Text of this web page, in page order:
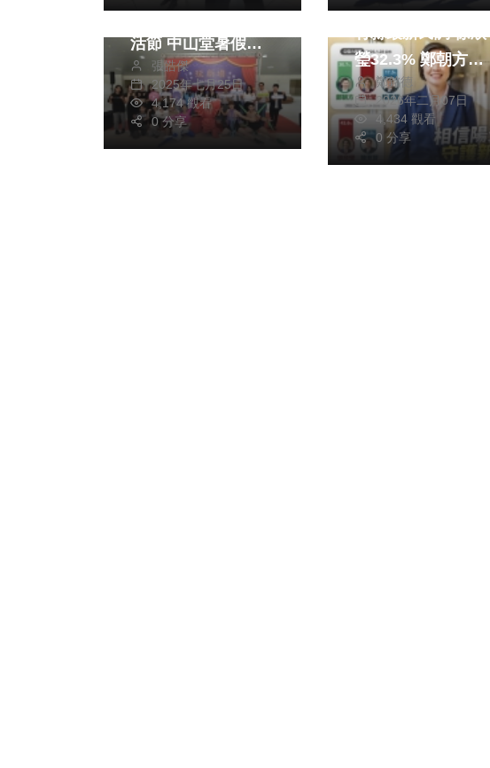
2025台中玩劇場生
活節 中山堂暑假開
玩
張皓傑
2025年七月25日
4,174 觀看
0 分享
瑩32.3% 鄭朝方
27.3% 陳見賢16.5%
鄭銘德
2026年二月07日
4,434 觀看
0 分享